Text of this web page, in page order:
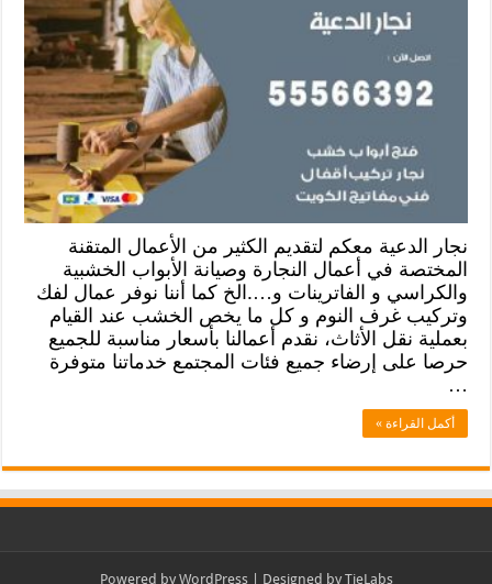
نجار الدعية معكم لتقديم الكثير من الأعمال المتقنة
المختصة في أعمال النجارة وصيانة الأبواب الخشبية
والكراسي و الفاترينات و….الخ كما أننا نوفر عمال لفك
وتركيب غرف النوم و كل ما يخص الخشب عند القيام
بعملية نقل الأثاث، نقدم أعمالنا بأسعار مناسبة للجميع
حرصا على إرضاء جميع فئات المجتمع خدماتنا متوفرة
…
أكمل القراءة »
Powered by WordPress| Designed by TieLabs